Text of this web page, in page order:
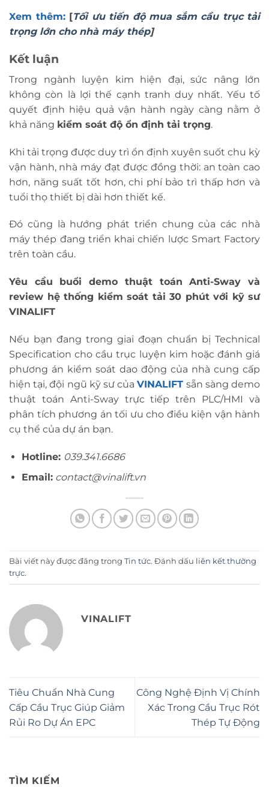
Xem thêm:[Tối ưu tiến độ mua sắm cầu trục tải
trọng lớn cho nhà máy thép]
Kết luận
Trong ngành luyện kim hiện đại, sức nâng lớn
không còn là lợi thế cạnh tranh duy nhất. Yếu tố
quyết định hiệu quả vận hành ngày càng nằm ở
khả năng kiểm soát độ ổn định tải trọng.
Khi tải trọng được duy trì ổn định xuyên suốt chu kỳ
vận hành, nhà máy đạt được đồng thời: an toàn cao
hơn, năng suất tốt hơn, chi phí bảo trì thấp hơn và
tuổi thọ thiết bị dài hơn thiết kế.
Đó cũng là hướng phát triển chung của các nhà
máy thép đang triển khai chiến lược Smart Factory
trên toàn cầu.
Yêu cầu buổi demo thuật toán Anti-Sway và
review hệ thống kiểm soát tải 30 phút với kỹ sư
VINALIFT
Nếu bạn đang trong giai đoạn chuẩn bị Technical
Specification cho cầu trục luyện kim hoặc đánh giá
phương án kiểm soát dao động của nhà cung cấp
hiện tại, đội ngũ kỹ sư củaVINALIFT sẵn sàng demo
thuật toán Anti-Sway trực tiếp trên PLC/HMI và
phân tích phương án tối ưu cho điều kiện vận hành
cụ thể của dự án bạn.
Hotline: 039.341.6686
Email: contact@vinalift.vn
Bài viết này được đăng trong Tin tức. Đánh dấu liên kết thường
trực.
VINALIFT
Tiêu Chuẩn Nhà Cung
Cấp Cầu Trục Giúp Giảm
Rủi Ro Dự Án EPC
Công Nghệ Định Vị Chính
Xác Trong Cầu Trục Rót
Thép Tự Động
TÌM KIẾM